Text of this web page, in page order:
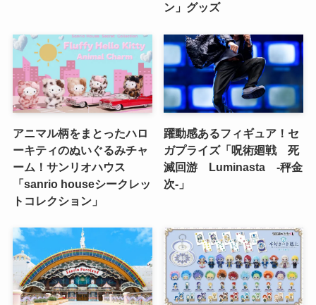
ン」グッズ
アニマル柄をまとったハロ
ーキティのぬいぐるみチャ
ーム！サンリオハウス
「sanrio houseシークレッ
トコレクション」
躍動感あるフィギュア！セ
ガプライズ「呪術廻戦 死
滅回游 Luminasta ‐秤金
次‐」